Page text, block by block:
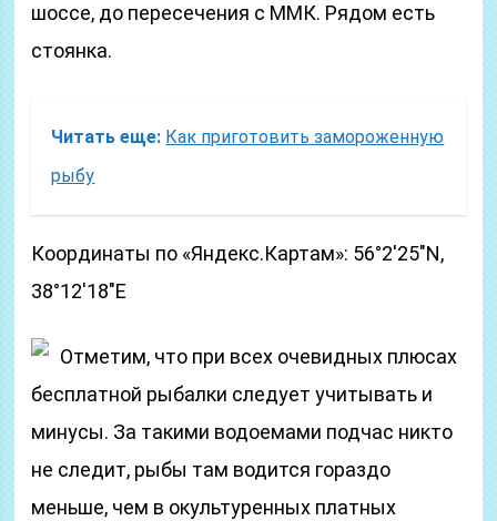
шоссе, до пересечения с ММК. Рядом есть
стоянка.
Читать еще: Как приготовить замороженную
рыбу
Координаты по «Яндекс.Картам»: 56°2′25″N,
38°12′18″E
Отметим, что при всех очевидных плюсах
бесплатной рыбалки следует учитывать и
минусы. За такими водоемами подчас никто
не следит, рыбы там водится гораздо
меньше, чем в окультуренных платных